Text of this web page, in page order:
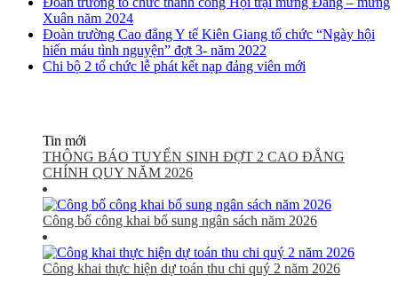
Xuân năm 2024
Đoàn trường Cao đẳng Y tế Kiên Giang tổ chức “Ngày hội
hiến máu tình nguyện” đợt 3- năm 2022
Chi bộ 2 tổ chức lễ phát kết nạp đảng viên mới
Tin mới
THÔNG BÁO TUYỂN SINH ĐỢT 2 CAO ĐẲNG
CHÍNH QUY NĂM 2026
Công bố công khai bổ sung ngân sách năm 2026
Công khai thực hiện dự toán thu chi quý 2 năm 2026